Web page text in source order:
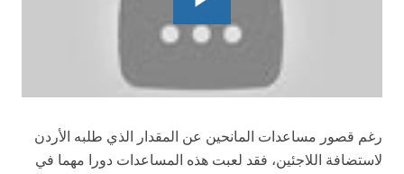
رغم قصور مساعدات المانحين عن المقدار الذي طلبه الأردن
لاستضافة اللاجئين، فقد لعبت هذه المساعدات دورا مهما في